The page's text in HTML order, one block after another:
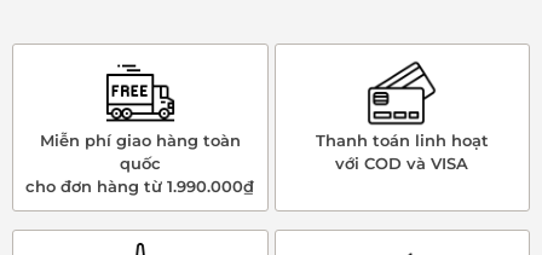
Miễn phí giao hàng toàn
quốc
cho đơn hàng từ 1.990.000₫
Thanh toán linh hoạt
với COD và VISA